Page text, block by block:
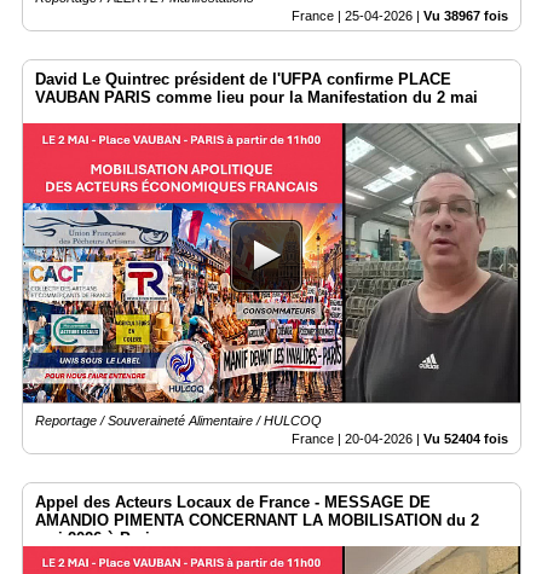
France | 25-04-2026 Vu 38967 fois
David Le Quintrec président de l'UFPA confirme PLACE
VAUBAN PARIS comme lieu pour la Manifestation du 2 mai
Reportage / Souveraineté Alimentaire / HULCOQ
France | 20-04-2026 | Vu 52404 fois
Appel des Acteurs Locaux de France - MESSAGE DE
AMANDIO PIMENTA CONCERNANT LA MOBILISATION du 2
mai 2026 à Paris.